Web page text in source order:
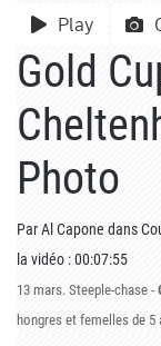
Play
Gold
Photo
ParAl Capone dans
la vidéo : 00:07:55
13 mars. Steeple-chase -
hongres et femelles de 5